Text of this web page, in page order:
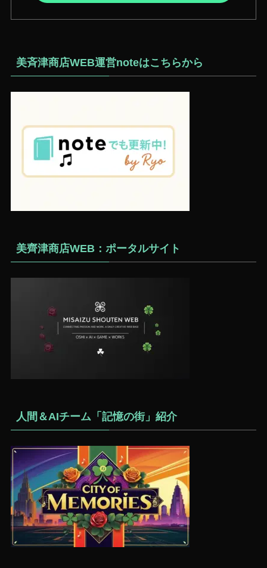
美斉津商店WEB運営noteはこちらから
美齊津商店WEB：ポータルサイト
人間＆AIチーム「記憶の街」紹介